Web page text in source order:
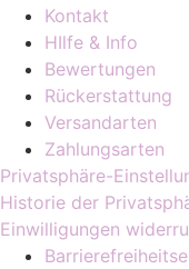
Kontakt
HIlfe & Info
Bewertungen
Rückerstattung
Versandarten
Zahlungsarten
Privatsphäre-
Historie der
Einwilligungen